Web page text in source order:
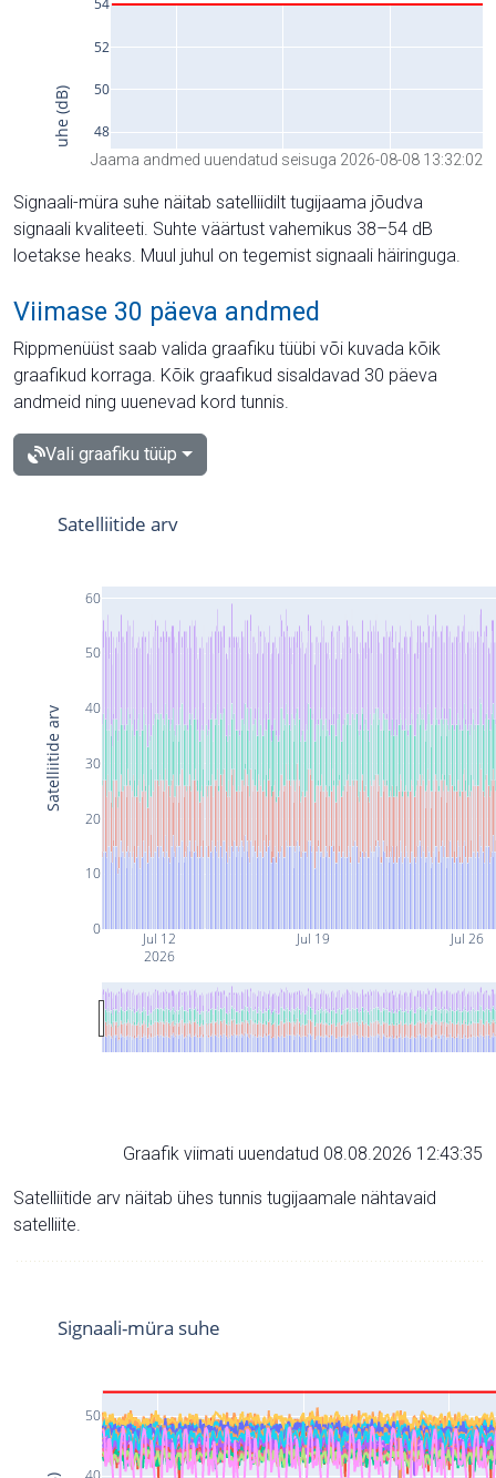
Jaama andmed uuendatud seisuga 2026-08-08 13:32:02
Signaali-müra suhe näitab satelliidilt tugijaama jõudva
signaali kvaliteeti. Suhte väärtust vahemikus 38–54 dB
loetakse heaks. Muul juhul on tegemist signaali häiringuga.
Viimase 30 päeva andmed
Rippmenüüst saab valida graafiku tüübi või kuvada kõik
graafikud korraga. Kõik graafikud sisaldavad 30 päeva
andmeid ning uuenevad kord tunnis.
Vali graafiku tüüp
Jul 12
2026
Jul 19 Jul 26
0
10
20
30
40
50
60
Satelliitide arv
Satelliitide arv
Graafik viimati uuendatud 08.08.2026 12:43:35
Satelliitide arv näitab ühes tunnis tugijaamale nähtavaid
satelliite.
50
Signaali-müra suhe